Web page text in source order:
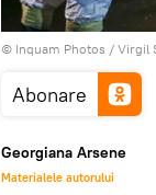
© Inquam Photos / Virgil
Abonare
Georgiana Arsene
Materialele autorului